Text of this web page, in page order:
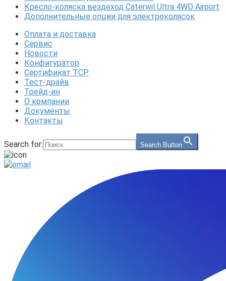
Кресло-коляска вездеход Caterwil Ultra 4WD Airport
Дополнительные опции для электроколясок
Оплата и доставка
Сервис
Новости
Конфигуратор
Сертификат ТСР
Тест-драйв
Трейд-ин
О компании
Документы
Контакты
Search for: Search Button